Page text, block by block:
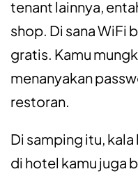
tenant lainnya,
shop. Di sana WiFi
gratis. Kamu
menanyakan
restoran.
Di samping itu,
di hotel kamu juga